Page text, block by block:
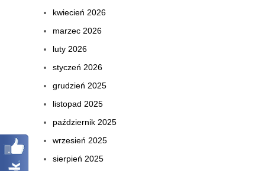
kwiecień 2026
marzec 2026
luty 2026
styczeń 2026
grudzień 2025
listopad 2025
październik 2025
wrzesień 2025
sierpień 2025